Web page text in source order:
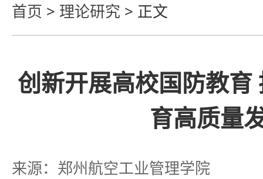
首页 > 理论研究 > 正文
创新开展高校国防教育
育高质量
来源：郑州航空工业管理学院